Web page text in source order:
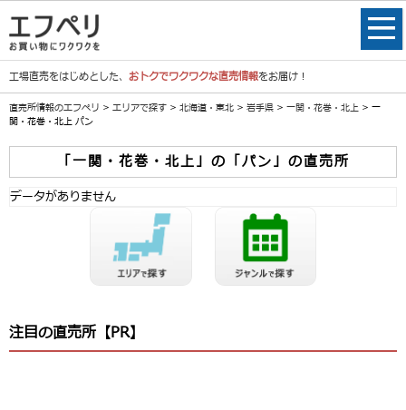
工場直売をはじめとした、 おトクでワクワクな直売情報をお届け！
直売所情報のエフペリ > エリアで探す > 北海道・東北 > 岩手県 > 一関・花巻・北上 > 一
関・花巻・北上 パン
「一関・花巻・北上」の「パン」の直売所
データがありません
注目の直売所【PR】